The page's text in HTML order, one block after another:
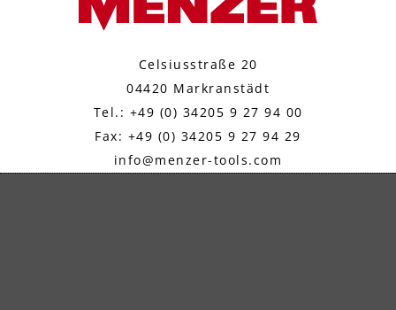
Celsiusstraße 20
04420 Markranstädt
Tel.: +49 (0) 34205 9 27 94 00
Fax: +49 (0) 34205 9 27 94 29
info@menzer-tools.com